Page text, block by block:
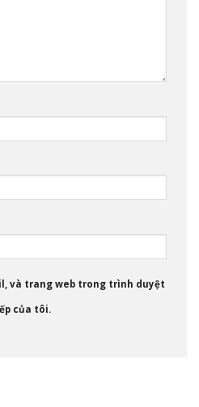
và trang web trong trình duyệt
của tôi.